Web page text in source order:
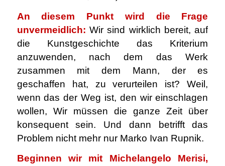
An diesem Punkt wird die Frage
unvermeidlich: Wir sind wirklich bereit, auf
die Kunstgeschichte das Kriterium
anzuwenden, nach dem das Werk
zusammen mit dem Mann, der es
geschaffen hat, zu verurteilen ist? Weil,
wenn das der Weg ist, den wir einschlagen
wollen, Wir müssen die ganze Zeit über
konsequent sein. Und dann betrifft das
Problem nicht mehr nur Marko Ivan Rupnik.
Beginnen wir mit Michelangelo Merisi,